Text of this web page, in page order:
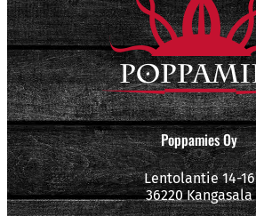
Poppamies Oy
Lentolantie 14-16
36220 Kangasala